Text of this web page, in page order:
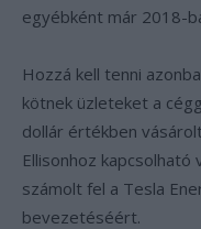
egyébként már 2018-
Hozzá kell tenni
kötnek üzleteket a
dollár értékben
Ellisonhoz kapcsolható
számolt fel a Tesla
bevezetéséért.